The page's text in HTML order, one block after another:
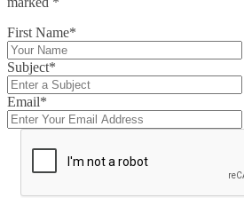
First Name*
Subject*
Email*